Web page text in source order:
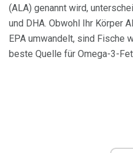
(ALA) genannt wird,
und DHA. Obwohl Ihr Körper
EPA umwandelt, sind Fische
beste Quelle für Omega-3-